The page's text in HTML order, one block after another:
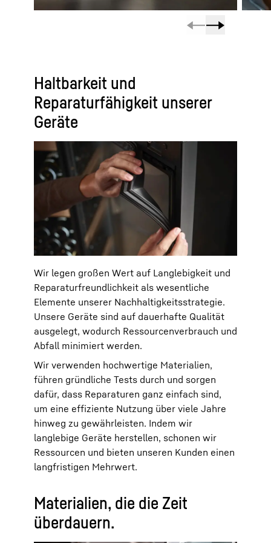
Haltbarkeit und
Reparaturfähigkeit unserer
Geräte
Wir legen großen Wert auf Langlebigkeit und
Reparaturfreundlichkeit als wesentliche
Elemente unserer Nachhaltigkeitsstrategie.
Unsere Geräte sind auf dauerhafte Qualität
ausgelegt, wodurch Ressourcenverbrauch und
Abfall minimiert werden.
Wir verwenden hochwertige Materialien,
führen gründliche Tests durch und sorgen
dafür, dass Reparaturen ganz einfach sind,
um eine effiziente Nutzung über viele Jahre
hinweg zu gewährleisten. Indem wir
langlebige Geräte herstellen, schonen wir
Ressourcen und bieten unseren Kunden einen
langfristigen Mehrwert.
Materialien, die die Zeit
überdauern.